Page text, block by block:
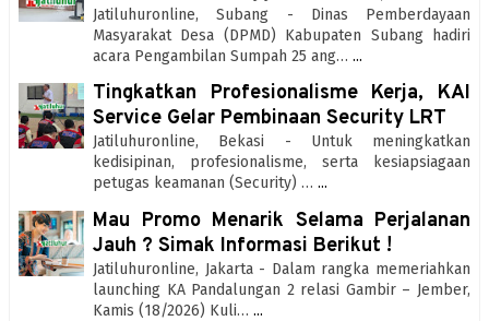
Jatiluhuronline, Subang - Dinas Pemberdayaan
Masyarakat Desa (DPMD) Kabupaten Subang hadiri
acara Pengambilan Sumpah 25 ang… ...
Tingkatkan Profesionalisme Kerja, KAI
Service Gelar Pembinaan Security LRT
Jatiluhuronline, Bekasi - Untuk meningkatkan
kedisipinan, profesionalisme, serta kesiapsiagaan
petugas keamanan (Security) … ...
Mau Promo Menarik Selama Perjalanan
Jauh ? Simak Informasi Berikut !
Jatiluhuronline, Jakarta - Dalam rangka memeriahkan
launching KA Pandalungan 2 relasi Gambir – Jember,
Kamis (18/2026) Kuli… ...